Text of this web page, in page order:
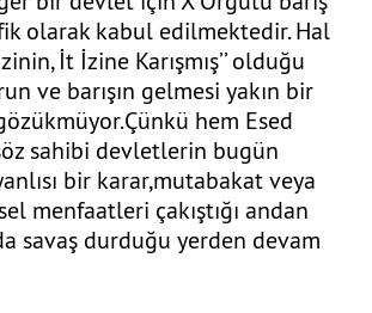
olarak kabul edilmektedir. Hal
İt İzine Karışmış’’ olduğu
ve barışın gelmesi yakın bir
hem Esed
sahibi devletlerin bugün
bir karar,mutabakat veya
menfaatleri çakıştığı andan
savaş durduğu yerden devam